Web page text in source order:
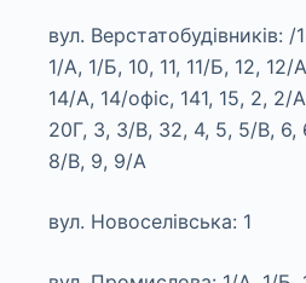
вул. Верстатобудівників:
1/А, 1/Б, 10, 11, 11/Б, 12, 12/
14/А, 14/офіс, 141, 15, 2, 2/
20Г, 3, 3/В, 32, 4, 5, 5/В, 6,
8/В, 9, 9/А
вул. Новоселівська: 1